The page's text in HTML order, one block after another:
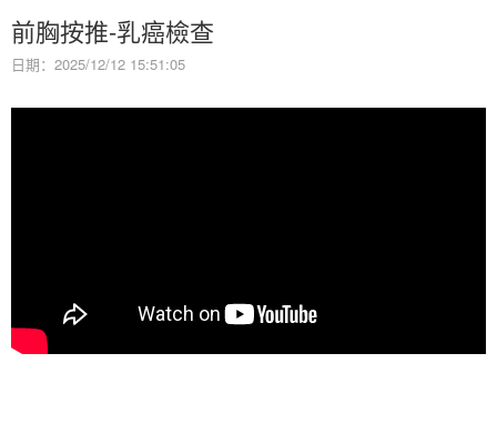
前胸按推-乳癌檢查
日期：2025/12/12 15:51:05